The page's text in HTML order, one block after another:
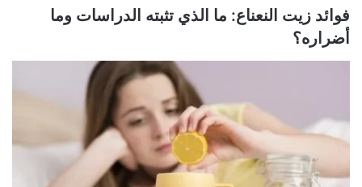
فوائد زيت النعناع: ما الذي تثبته الدراسات وما
أضراره؟